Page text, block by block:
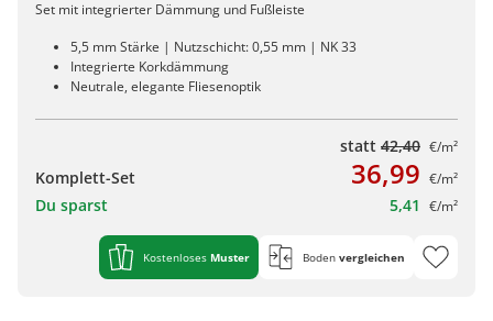
Set mit integrierter Dämmung und Fußleiste
5,5 mm Stärke | Nutzschicht: 0,55 mm | NK 33
Integrierte Korkdämmung
Neutrale, elegante Fliesenoptik
statt 42,40 €/m²
Komplett-Set 36,99 €/m²
Du sparst 5,41 €/m²
Kostenloses Muster Boden vergleichen